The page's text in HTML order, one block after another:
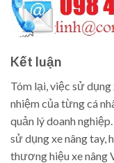
Kết luận
Tóm lại, việc sử
nhiệm của từng cá
quản lý doanh
sử dụng xe nâng
thương hiệu xe nâng